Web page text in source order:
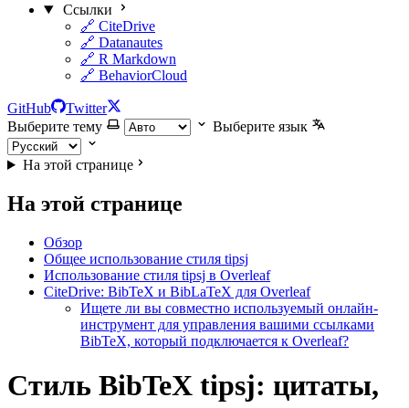
Ссылки
🔗 CiteDrive
🔗 Datanautes
🔗 R Markdown
🔗 BehaviorCloud
GitHub
Twitter
Выберите тему
Выберите язык
На этой странице
На этой странице
Обзор
Общее использование стиля tipsj
Использование стиля tipsj в Overleaf
CiteDrive: BibTeX и BibLaTeX для Overleaf
Ищете ли вы совместно используемый онлайн-
инструмент для управления вашими ссылками
BibTeX, который подключается к Overleaf?
Стиль BibTeX tipsj: цитаты,